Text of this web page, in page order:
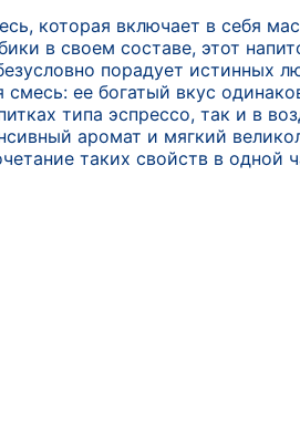
которая включает в себя
в своем составе, этот
порадует истинных
ее богатый вкус
типа эспрессо, так и в
аромат и мягкий
таких свойств в одной